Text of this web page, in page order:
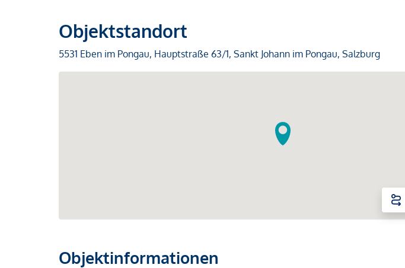
Objektstandort
5531 Eben im Pongau, Hauptstraße 63/1, Sankt Johann im Pongau, Salzburg
Objektinformationen